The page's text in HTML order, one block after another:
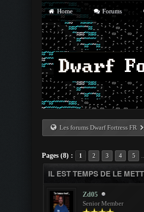
Home Forums
Les forums Dwarf Fortress FR
Pages (8) : 1 2 3 4 5
IL EST TEMPS DE LE
Zd05
Senior Member